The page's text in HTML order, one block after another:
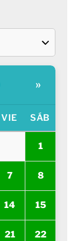
»
VIE SÁB
1
7 8
14 15
21 22